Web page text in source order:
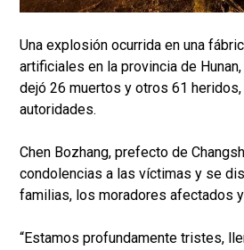
Una explosión ocurrida en una
artificiales en la provincia de
dejó 26 muertos y otros 61
autoridades.
Chen Bozhang, prefecto de
condolencias a las víctimas y se
familias, los moradores afectados
“Estamos profundamente tristes,